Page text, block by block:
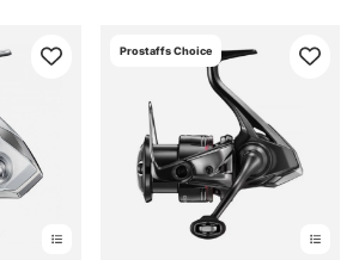
Prostaffs Choice